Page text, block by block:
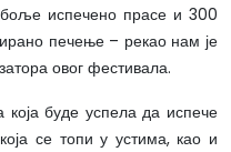
испечено прасе и 300
печење – рекао нам је
овог фестивала.
буде успела да испече
се топи у устима, као и